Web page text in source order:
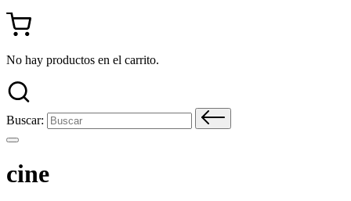
No hay productos en el carrito.
Buscar:
cine